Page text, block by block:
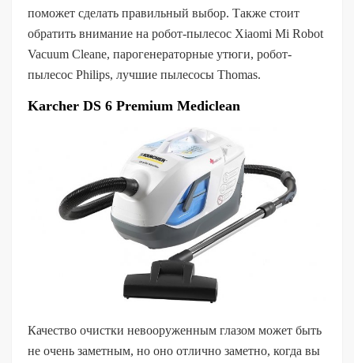
поможет сделать правильный выбор. Также стоит
обратить внимание на робот-пылесос Xiaomi Mi Robot
Vacuum Cleane, парогенераторные утюги, робот-
пылесос Рhilips, лучшие пылесосы Thomas.
Karcher DS 6 Premium Mediclean
Качество очистки невооруженным глазом может быть
не очень заметным, но оно отлично заметно, когда вы